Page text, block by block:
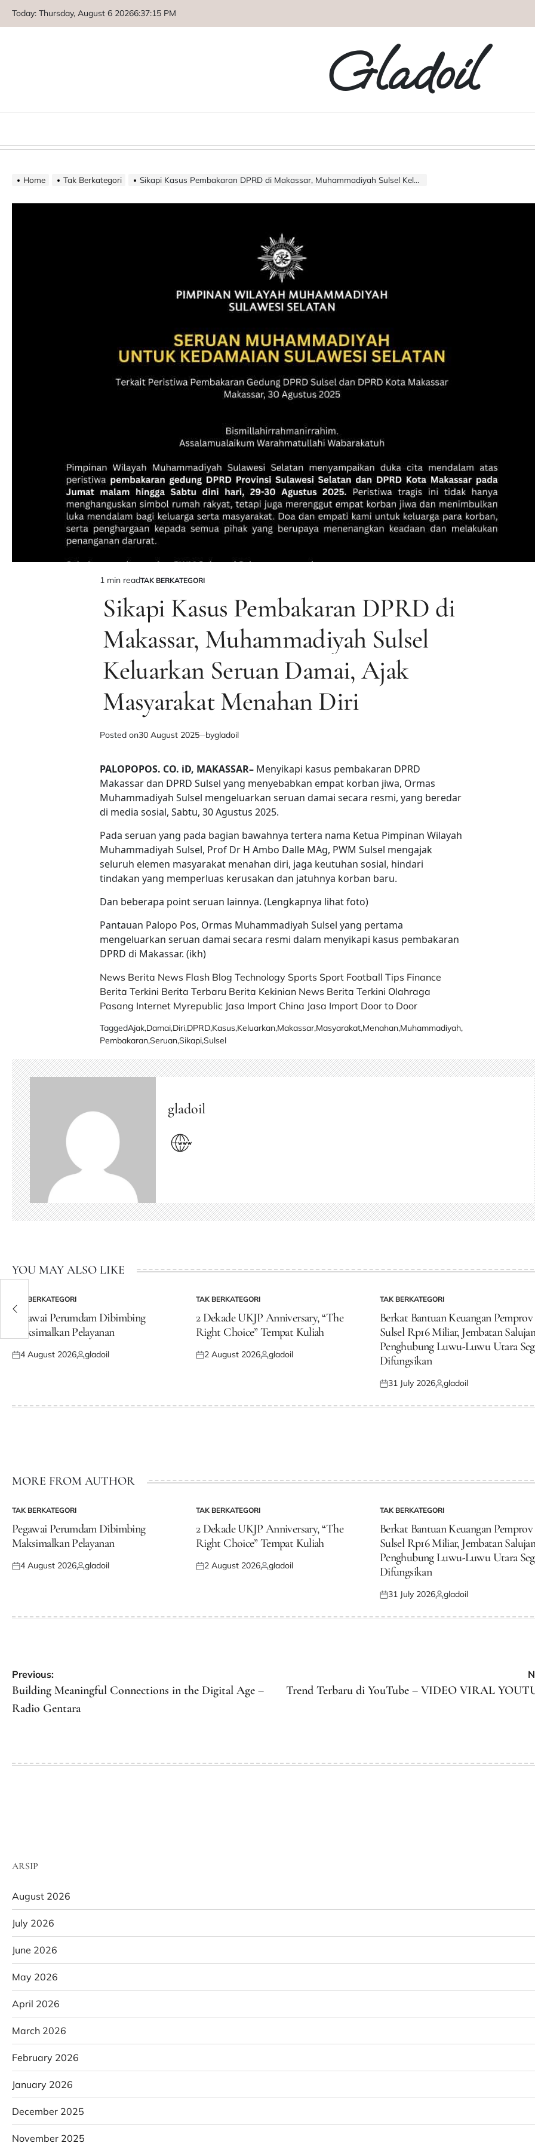
Today: Thursday, August 6 20266:37:15 PM
Gladoil
Home Tak Berkategori Sikapi Kasus Pembakaran DPRD di Makassar, Muhammadiyah Sulsel Keluarkan Seruan Damai, Ajak Masyarakat Menahan Diri
Estimated
read
time
1 min readPOSTED
TAK BERKATEGORI
Sikapi Kasus Pembakaran DPRD di
Makassar, Muhammadiyah Sulsel
Keluarkan Seruan Damai, Ajak
Masyarakat Menahan Diri
Posted on30 August 2025 bygladoil
PALOPOPOS. CO. iD, MAKASSAR– Menyikapi kasus pembakaran DPRD
Makassar dan DPRD Sulsel yang menyebabkan empat korban jiwa, Ormas
Muhammadiyah Sulsel mengeluarkan seruan damai secara resmi, yang beredar
di media sosial, Sabtu, 30 Agustus 2025.
Pada seruan yang pada bagian bawahnya tertera nama Ketua Pimpinan Wilayah
Muhammadiyah Sulsel, Prof Dr H Ambo Dalle MAg, PWM Sulsel mengajak
seluruh elemen masyarakat menahan diri, jaga keutuhan sosial, hindari
tindakan yang memperluas kerusakan dan jatuhnya korban baru.
Dan beberapa point seruan lainnya. (Lengkapnya lihat foto)
Pantauan Palopo Pos, Ormas Muhammadiyah Sulsel yang pertama
mengeluarkan seruan damai secara resmi dalam menyikapi kasus pembakaran
DPRD di Makassar. (ikh)
News Berita News Flash Blog Technology Sports Sport Football Tips Finance
Berita Terkini Berita Terbaru Berita Kekinian News Berita Terkini Olahraga
Pasang Internet Myrepublic Jasa Import China Jasa Import Door to Door
TaggedAjak,Damai,Diri,DPRD,Kasus,Keluarkan,Makassar,Masyarakat,Menahan,Muhammadiyah,
Pembakaran,Seruan,Sikapi,Sulsel
gladoil
YOU MAY ALSO LIKE
POSTED
IN
TAK BERKATEGORI
Pegawai Perumdam Dibimbing
Maksimalkan Pelayanan
Posted
4 August 2026Posted
gladoil
POSTED
TAK BERKATEGORI
2 Dekade UKJP Anniversary, “The
Right Choice” Tempat Kuliah
Posted
2 August 2026Posted
gladoil
POSTED
IN
TAK BERKATEGORI
Berkat Bantuan Keuangan Pemprov
Sulsel Rp16 Miliar, Jembatan
Penghubung Luwu-Luwu Utara
Difungsikan
Posted
31 July 2026Posted
gladoil
MORE FROM AUTHOR
POSTED
IN
TAK BERKATEGORI
Pegawai Perumdam Dibimbing
Maksimalkan Pelayanan
Posted
4 August 2026Posted
gladoil
POSTED
TAK BERKATEGORI
2 Dekade UKJP Anniversary, “The
Right Choice” Tempat Kuliah
Posted
2 August 2026Posted
gladoil
POSTED
IN
TAK BERKATEGORI
Berkat Bantuan Keuangan Pemprov
Sulsel Rp16 Miliar, Jembatan
Penghubung Luwu-Luwu Utara
Difungsikan
Posted
31 July 2026Posted
gladoil
Post
navigation
Previous:
Building Meaningful Connections in the Digital Age –
Radio Gentara
Trend Terbaru di YouTube – VIDEO VIRAL
ARSIP
August 2026
July 2026
June 2026
May 2026
April 2026
March 2026
February 2026
January 2026
December 2025
November 2025